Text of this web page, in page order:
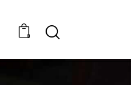
0